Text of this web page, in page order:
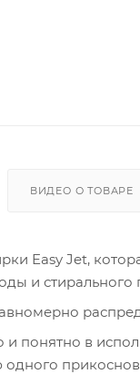
ВИДЕО О ТОВАРЕ
Easy Jet,
и
и понятно в